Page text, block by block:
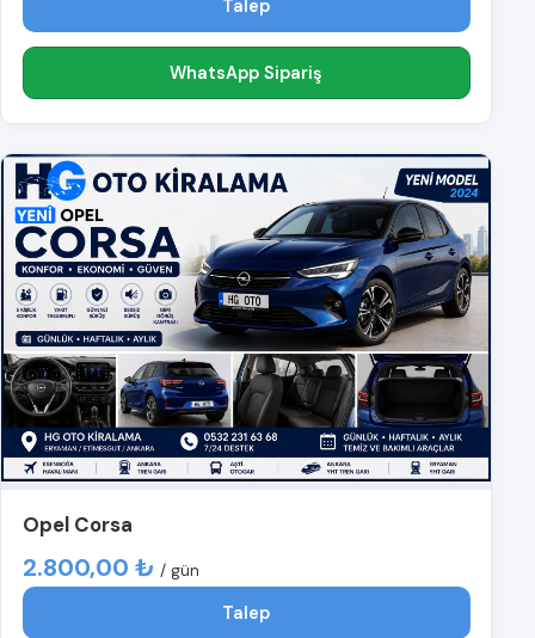
Talep
WhatsApp Sipariş
Opel Corsa
2.800,00 ₺ / gün
Talep